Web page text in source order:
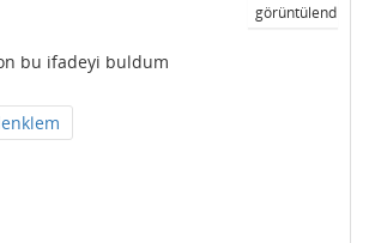
görüntülendi
bu ifadeyi buldum